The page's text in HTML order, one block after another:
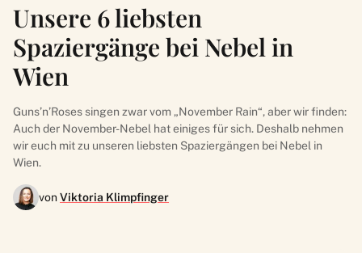
Unsere 6 liebsten
Spaziergänge bei Nebel in
Wien
Guns’n’Roses singen zwar vom „November Rain“, aber wir finden:
Auch der November-Nebel hat einiges für sich. Deshalb nehmen
wir euch mit zu unseren liebsten Spaziergängen bei Nebel in
Wien.
vonViktoria Klimpfinger